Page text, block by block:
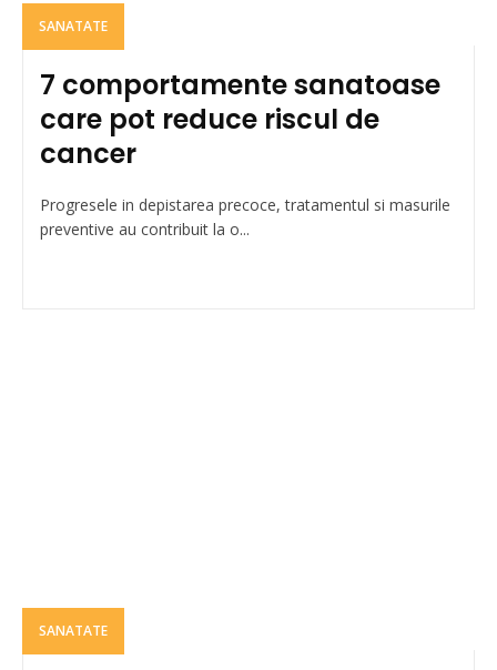
SANATATE
7 comportamente sanatoase
care pot reduce riscul de
cancer
Progresele in depistarea precoce, tratamentul si masurile
preventive au contribuit la o...
SANATATE